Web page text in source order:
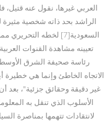
الراشد بحد ذاته شخصية
رئاسة صحيفة الشرق
الاتجاه الخاطئ وإنما هي
غير دقيقة وحقائق جزئية"،